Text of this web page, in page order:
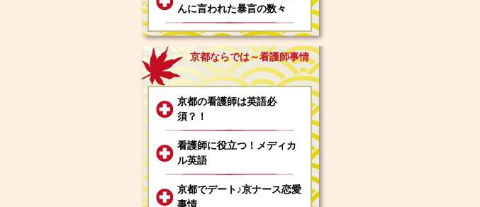
んに言われた暴言の数々
京都ならでは～看護師事情
京都の看護師は英語必
須？！
看護師に役立つ！メディカ
ル英語
京都でデート♪京ナース恋愛
事情